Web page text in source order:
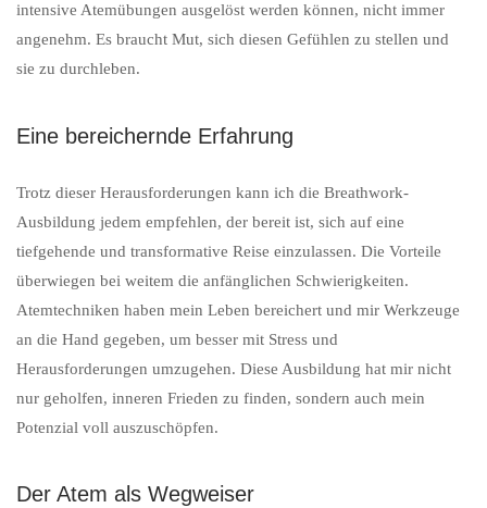
intensive Atemübungen ausgelöst werden können, nicht immer
angenehm. Es braucht Mut, sich diesen Gefühlen zu stellen und
sie zu durchleben.
Eine bereichernde Erfahrung
Trotz dieser Herausforderungen kann ich die Breathwork-
Ausbildung jedem empfehlen, der bereit ist, sich auf eine
tiefgehende und transformative Reise einzulassen. Die Vorteile
überwiegen bei weitem die anfänglichen Schwierigkeiten.
Atemtechniken haben mein Leben bereichert und mir Werkzeuge
an die Hand gegeben, um besser mit Stress und
Herausforderungen umzugehen. Diese Ausbildung hat mir nicht
nur geholfen, inneren Frieden zu finden, sondern auch mein
Potenzial voll auszuschöpfen.
Der Atem als Wegweiser